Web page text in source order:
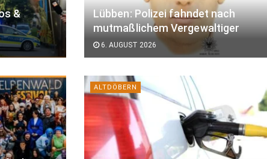
&
Lübben: Polizei fahndet nach
mutmaßlichem Vergewaltiger
6. AUGUST 2026
ALTDÖBERN